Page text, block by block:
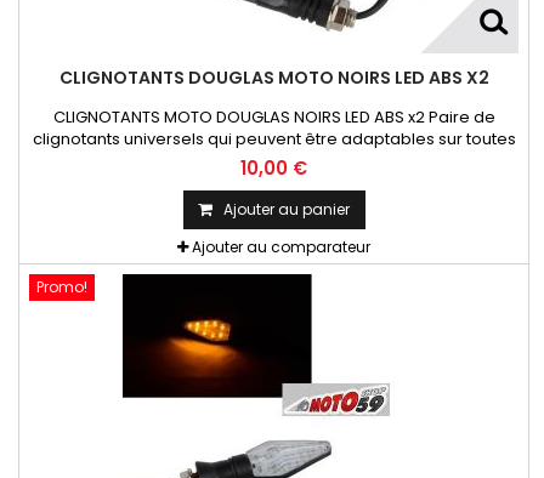
CLIGNOTANTS DOUGLAS MOTO NOIRS LED ABS X2
CLIGNOTANTS MOTO DOUGLAS NOIRS LED ABS x2 Paire de
clignotants universels qui peuvent être adaptables sur toutes
motos ou scooters
10,00 €
Ajouter au panier
Ajouter au comparateur
Promo!